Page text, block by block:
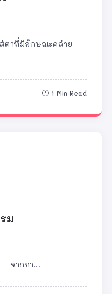
ตาที่มีลักษณะคล้าย
1 Min Read
ม
จากกา...